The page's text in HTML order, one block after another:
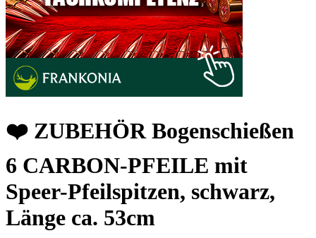
❤️ ZUBEHÖR Bogenschießen
6 CARBON-PFEILE mit
Speer-Pfeilspitzen, schwarz,
Länge ca. 53cm